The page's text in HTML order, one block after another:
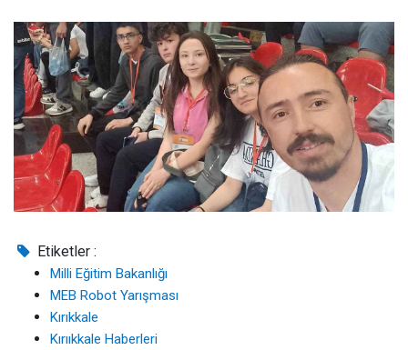
Etiketler :
Milli Eğitim Bakanlığı
MEB Robot Yarışması
Kırıkkale
Kırııkkale Haberleri